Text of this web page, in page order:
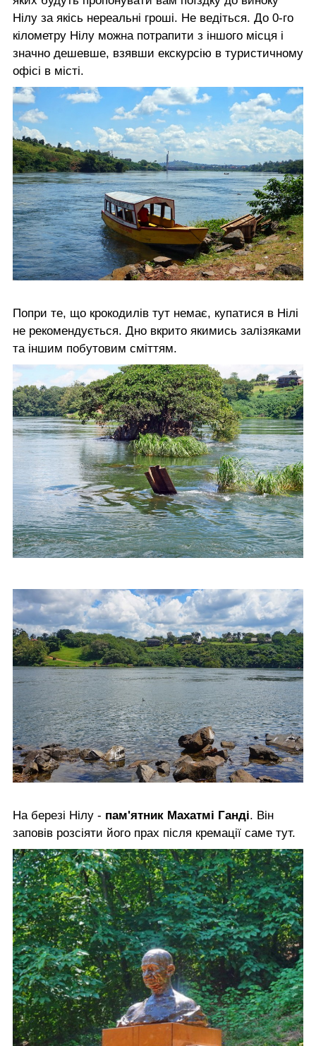
Нілу за якісь нереальні гроші. Не ведіться. До 0-го
кілометру Нілу можна потрапити з іншого місця і
значно дешевше, взявши екскурсію в туристичному
офісі в місті.
Попри те, що крокодилів тут немає, купатися в Нілі
не рекомендується. Дно вкрито якимись залізяками
та іншим побутовим сміттям.
На березі Нілу - пам'ятник Махатмі Ганді. Він
заповів розсіяти його прах після кремації саме тут.